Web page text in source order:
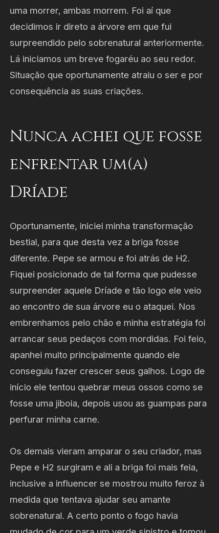
uma morrer, ambas morrem. Foi aí que
decidimos ir direto a árvore em que fui
surpreendido pelo sobrenatural anteriormente.
Lá iniciamos um breve fogaréu ao seu redor.
Situação que oportunamente atraiu o ser e por
consequência as suas criações.
Nunca achei que fosse
enfrentar um(a)
Dríade
Oportunamente, iniciei minha transformação
bestial, para que desta vez a briga fosse
diferente. Pepe se armou e foi atrás de H2.
Fiquei posicionado de tal forma que pudesse
surpreender aquele Dríade e tão logo ele veio
ao encontro de sua árvore eu o ataquei. Nos
embrenhamos pelo chão e minha estratégia foi
arrancar seus pedaços com mordidas. Foi feio,
apanhei muito principalmente quando ele
conseguiu fazer crescer seus galhos. Logo de
início ele tentou quebrar meus ossos como se
fosse uma jiboia, depois usou as guampas para
perfurar minha carne.
Os demais vieram amparar o seu criador, mas
Pepe e H2 surgiram e ali a briga foi mais feia,
inclusive a influencer se mostrou muito feroz à
medida que tentava ajudar seu amante
sobrenatural. A certo ponto o fogo havia